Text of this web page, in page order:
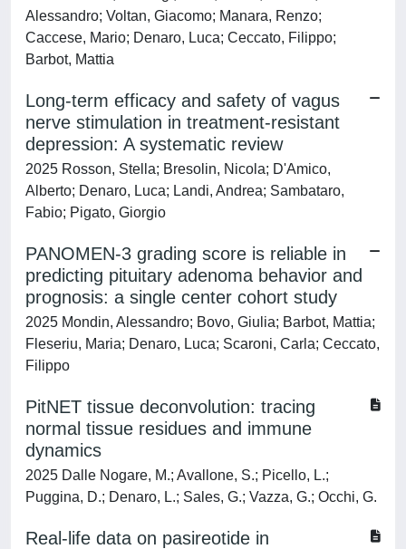
Alessandro; Voltan, Giacomo; Manara, Renzo;
Caccese, Mario; Denaro, Luca; Ceccato, Filippo;
Barbot, Mattia
Long-term efficacy and safety of vagus
nerve stimulation in treatment-resistant
depression: A systematic review
2025 Rosson, Stella; Bresolin, Nicola; D'Amico,
Alberto; Denaro, Luca; Landi, Andrea; Sambataro,
Fabio; Pigato, Giorgio
PANOMEN-3 grading score is reliable in
predicting pituitary adenoma behavior and
prognosis: a single center cohort study
2025 Mondin, Alessandro; Bovo, Giulia; Barbot, Mattia;
Fleseriu, Maria; Denaro, Luca; Scaroni, Carla; Ceccato,
Filippo
PitNET tissue deconvolution: tracing
normal tissue residues and immune
dynamics
2025 Dalle Nogare, M.; Avallone, S.; Picello, L.;
Puggina, D.; Denaro, L.; Sales, G.; Vazza, G.; Occhi, G.
Real-life data on pasireotide in